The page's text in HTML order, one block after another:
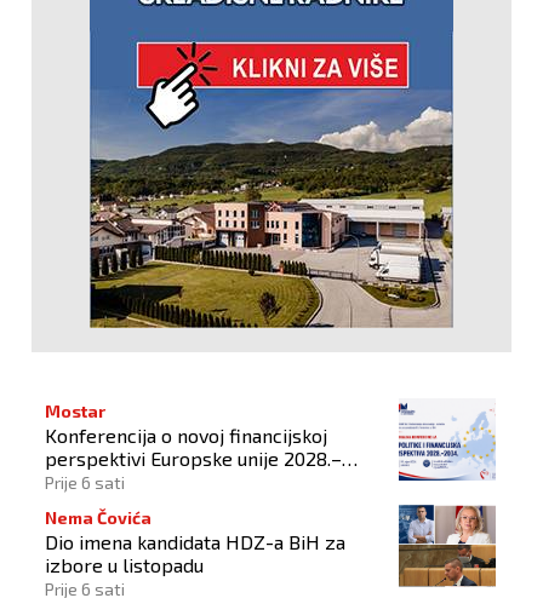
Mostar
Konferencija o novoj financijskoj
perspektivi Europske unije 2028.–
2034.
Prije 6 sati
Nema Čovića
Dio imena kandidata HDZ-a BiH za
izbore u listopadu
Prije 6 sati